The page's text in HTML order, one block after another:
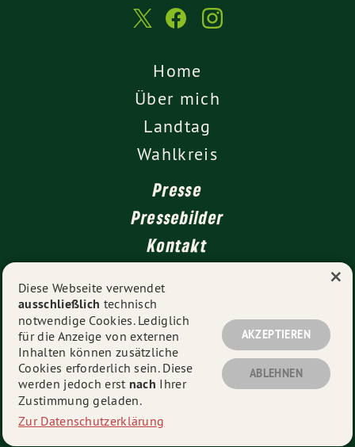
Home
Über mich
Landtag
Wahlkreis
Presse
Pressebilder
Kontakt
Impressum
Datenschutz
© 2026 Daniel Lede Abal MdL - Alle Rechte vorbehalten.
Diese Webseite verwendet
ausschließlich technisch
notwendige Cookies. Lediglich
für die Anzeige von externen
Inhalten können zusätzliche
Cookies erforderlich sein. Diese
werden jedoch erst nach Ihrer
Zustimmung geladen.
Zur Datenschutzerklärung
AKZEPTIEREN
ABLEHNEN
×